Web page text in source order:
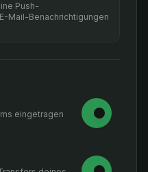
Push-
Mail-Benachrichtigungen
eingetragen